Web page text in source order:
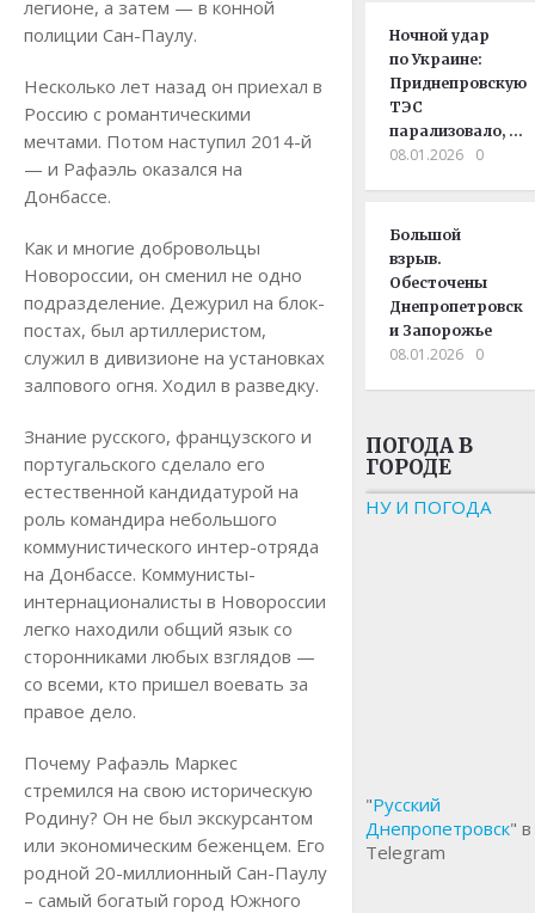
легионе, а затем — в конной
полиции Сан-Паулу.
Несколько лет назад он приехал в
Россию с романтическими
мечтами. Потом наступил 2014-й
— и Рафаэль оказался на
Донбассе.
Как и многие добровольцы
Новороссии, он сменил не одно
подразделение. Дежурил на блок-
постах, был артиллеристом,
служил в дивизионе на установках
залпового огня. Ходил в разведку.
Знание русского, французского и
португальского сделало его
естественной кандидатурой на
роль командира небольшого
коммунистического интер-отряда
на Донбассе. Коммунисты-
интернационалисты в Новороссии
легко находили общий язык со
сторонниками любых взглядов —
со всеми, кто пришел воевать за
правое дело.
Почему Рафаэль Маркес
стремился на свою историческую
Родину? Он не был экскурсантом
или экономическим беженцем. Его
родной 20-миллионный Сан-Паулу
– самый богатый город Южного
Ночной удар
по Украине:
Приднепровскую
ТЭС
парализовало, …
08.01.2026 0
Большой
взрыв.
Обесточены
Днепропетровск
и Запорожье
08.01.2026 0
ПОГОДА В
ГОРОДЕ
НУ И ПОГОДА
"Русский
Днепропетровск" в
Telegram